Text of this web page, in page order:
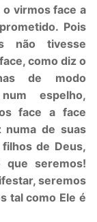
virmos face a
Pois
não tivesse
como diz o
de modo
espelho,
face a face
numa de suas
de Deus,
que seremos!
seremos
tal como Ele é